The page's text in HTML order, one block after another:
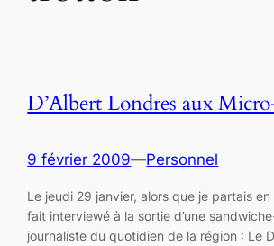
D’Albert Londres aux
9 février 2009—Personnel
Le jeudi 29 janvier, alors que je partais en
fait interviewé à la sortie d’une
journaliste du quotidien de la région : Le